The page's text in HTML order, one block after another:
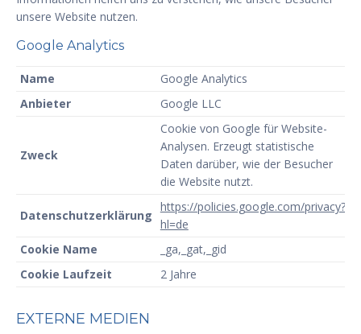
unsere Website nutzen.
Google Analytics
Name
Google Analytics
Anbieter
Google LLC
Zweck
Cookie von Google für Website-
Analysen. Erzeugt statistische
Daten darüber, wie der Besucher
die Website nutzt.
Datenschutzerklärung
https://policies.google.com/privacy?
hl=de
Cookie Name
_ga,_gat,_gid
Cookie Laufzeit
2 Jahre
EXTERNE MEDIEN